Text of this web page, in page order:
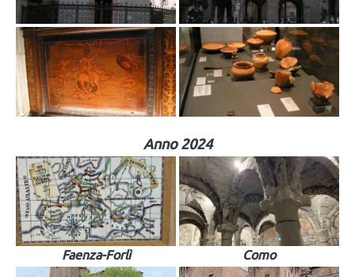
Anno 2024
Faenza-Forlì Como